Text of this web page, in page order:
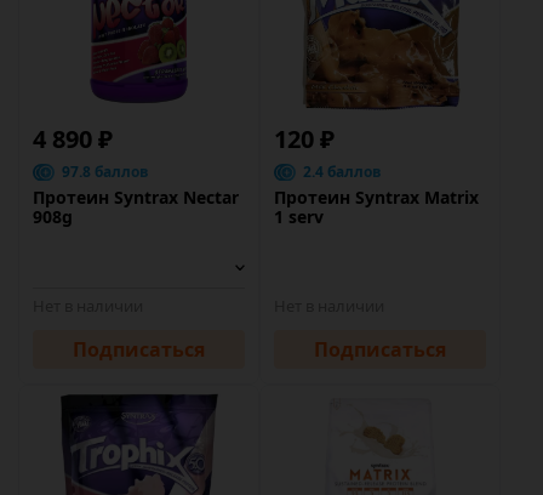
4 890 ₽
97.8 баллов
Протеин Syntrax Nectar
908g
Подписаться
120 ₽
2.4 баллов
Протеин Syntrax Matrix
1 serv
Подписаться